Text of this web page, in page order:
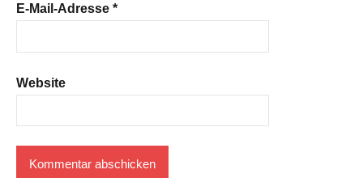
E-Mail-Adresse *
Website